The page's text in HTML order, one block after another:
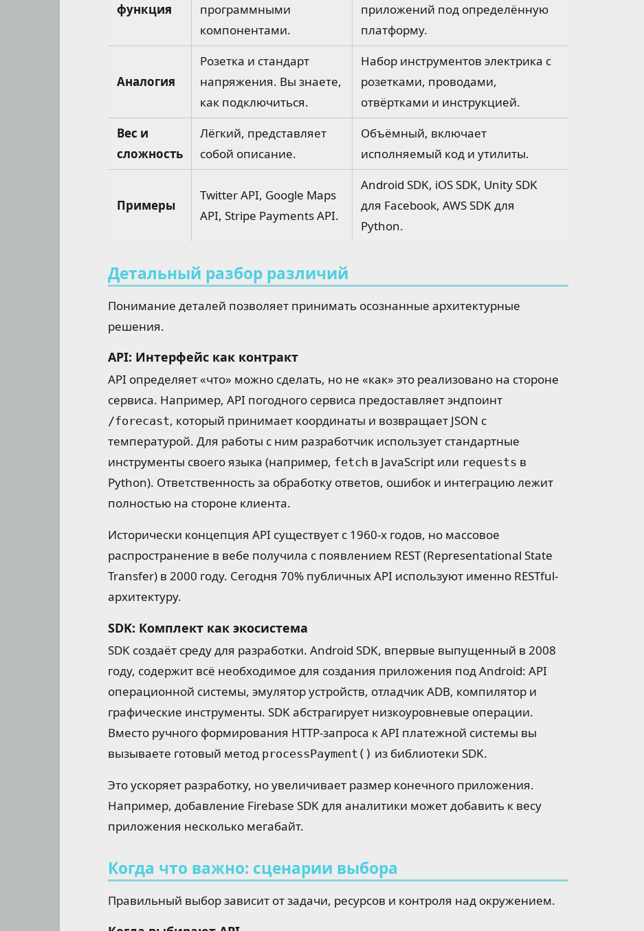
функция
программными
компонентами.
приложений под определённую
платформу.
Аналогия
Розетка и стандарт
напряжения. Вы знаете,
как подключиться.
Набор инструментов электрика с
розетками, проводами,
отвёртками и инструкцией.
Вес и
сложность
Лёгкий, представляет
собой описание.
Объёмный, включает
исполняемый код и утилиты.
Примеры
Twitter API, Google Maps
API, Stripe Payments API.
Android SDK, iOS SDK, Unity SDK
для Facebook, AWS SDK для
Python.
Детальный разбор различий
Понимание деталей позволяет принимать осознанные архитектурные
решения.
API: Интерфейс как контракт
API определяет «что» можно сделать, но не «как» это реализовано на стороне
сервиса. Например, API погодного сервиса предоставляет эндпоинт
/forecast, который принимает координаты и возвращает JSON с
температурой. Для работы с ним разработчик использует стандартные
инструменты своего языка (например, fetch в JavaScript или requests в
Python). Ответственность за обработку ответов, ошибок и интеграцию лежит
полностью на стороне клиента.
Исторически концепция API существует с 1960-х годов, но массовое
распространение в вебе получила с появлением REST (Representational State
Transfer) в 2000 году. Сегодня 70% публичных API используют именно RESTful-
архитектуру.
SDK: Комплект как экосистема
SDK создаёт среду для разработки. Android SDK, впервые выпущенный в 2008
году, содержит всё необходимое для создания приложения под Android: API
операционной системы, эмулятор устройств, отладчик ADB, компилятор и
графические инструменты. SDK абстрагирует низкоуровневые операции.
Вместо ручного формирования HTTP-запроса к API платежной системы вы
вызываете готовый метод processPayment() из библиотеки SDK.
Это ускоряет разработку, но увеличивает размер конечного приложения.
Например, добавление Firebase SDK для аналитики может добавить к весу
приложения несколько мегабайт.
Когда что важно: сценарии выбора
Правильный выбор зависит от задачи, ресурсов и контроля над окружением.